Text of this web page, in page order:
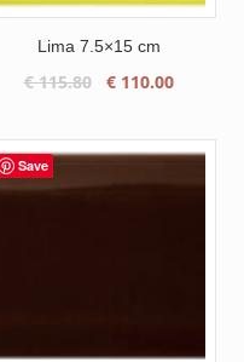
Lima 7.5×15 cm
€115.80
Oorspronkelijke
€ 115.80.
€ 110.00Huidige
€
Save